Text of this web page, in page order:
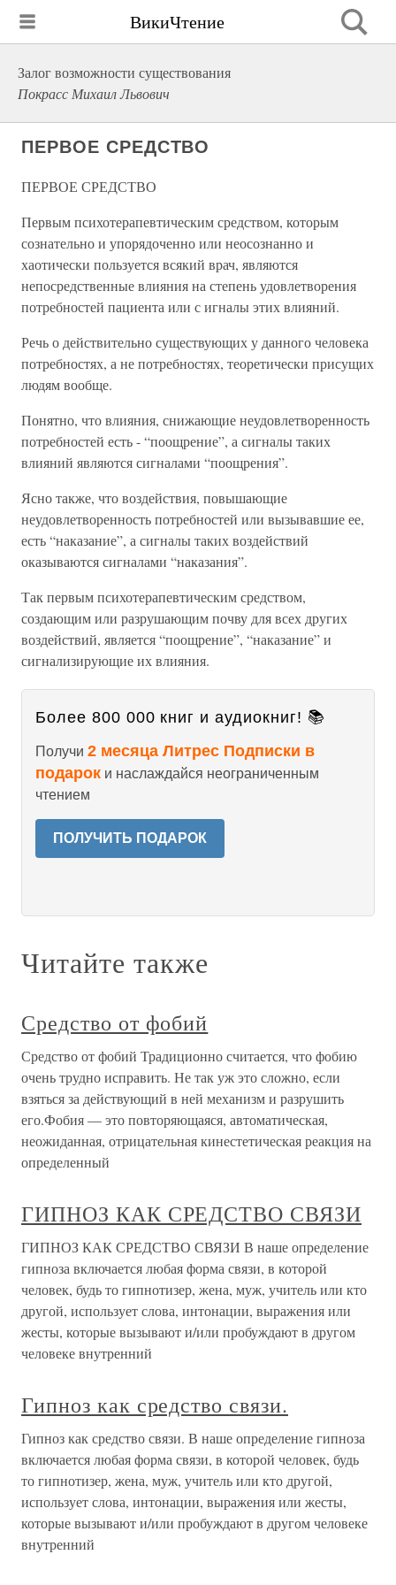
ВикиЧтение
Залог возможности существования
Покрасс Михаил Львович
ПЕРВОЕ СРЕДСТВО
ПЕРВОЕ СРЕДСТВО
Первым психотерапевтическим средством, которым
сознательно и упорядоченно или неосознанно и
хаотически пользуется всякий врач, являются
непосредственные влияния на степень удовлетворения
потребностей пациента или с игналы этих влияний.
Речь о действительно существующих у данного человека
потребностях, а не потребностях, теоретически присущих
людям вообще.
Понятно, что влияния, снижающие неудовлетворенность
потребностей есть - “поощрение”, а сигналы таких
влияний являются сигналами “поощрения”.
Ясно также, что воздействия, повышающие
неудовлетворенность потребностей или вызывавшие ее,
есть “наказание”, а сигналы таких воздействий
оказываются сигналами “наказания”.
Так первым психотерапевтическим средством,
создающим или разрушающим почву для всех других
воздействий, является “поощрение”, “наказание” и
сигнализирующие их влияния.
Более 800 000 книг и аудиокниг! 📚
Получи 2 месяца Литрес Подписки в
подарок и наслаждайся неограниченным
чтением
ПОЛУЧИТЬ ПОДАРОК
Читайте также
Средство от фобий
Средство от фобий Традиционно считается, что фобию
очень трудно исправить. Не так уж это сложно, если
взяться за действующий в ней механизм и разрушить
его.Фобия — это повторяющаяся, автоматическая,
неожиданная, отрицательная кинестетическая реакция на
определенный
ГИПНОЗ КАК СРЕДСТВО СВЯЗИ
ГИПНОЗ КАК СРЕДСТВО СВЯЗИ В наше определение
гипноза включается любая форма связи, в которой
человек, будь то гипнотизер, жена, муж, учитель или кто
другой, использует слова, интонации, выражения или
жесты, которые вызывают и/или пробуждают в другом
человеке внутренний
Гипноз как средство связи.
Гипноз как средство связи. В наше определение гипноза
включается любая форма связи, в которой человек, будь
то гипнотизер, жена, муж, учитель или кто другой,
использует слова, интонации, выражения или жесты,
которые вызывают и/или пробуждают в другом человеке
внутренний